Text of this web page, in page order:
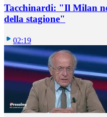
Tacchinardi: "Il Milan
della stagione"
02:19